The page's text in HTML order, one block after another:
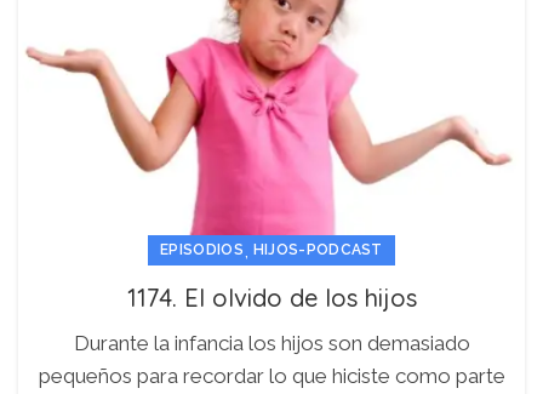
EPISODIOS, HIJOS-PODCAST
1174. El olvido de los hijos
Durante la infancia los hijos son demasiado
pequeños para recordar lo que hiciste como parte